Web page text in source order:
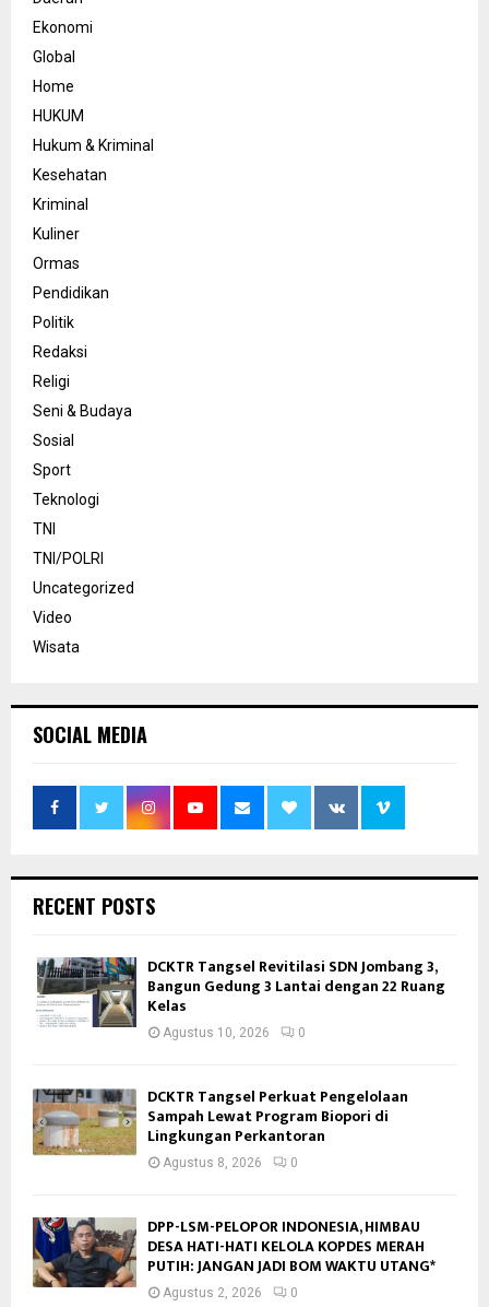
Ekonomi
Global
Home
HUKUM
Hukum & Kriminal
Kesehatan
Kriminal
Kuliner
Ormas
Pendidikan
Politik
Redaksi
Religi
Seni & Budaya
Sosial
Sport
Teknologi
TNI
TNI/POLRI
Uncategorized
Video
Wisata
SOCIAL MEDIA
RECENT POSTS
DCKTR Tangsel Revitilasi SDN Jombang 3,
Bangun Gedung 3 Lantai dengan 22 Ruang
Kelas
Agustus 10, 2026 0
DCKTR Tangsel Perkuat Pengelolaan
Sampah Lewat Program Biopori di
Lingkungan Perkantoran
Agustus 8, 2026 0
DPP-LSM-PELOPOR INDONESIA, HIMBAU
DESA HATI-HATI KELOLA KOPDES MERAH
PUTIH: JANGAN JADI BOM WAKTU UTANG*
Agustus 2, 2026 0